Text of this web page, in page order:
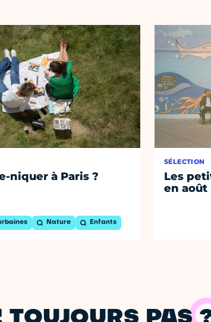
niquer à Paris ?
Nature Enfants
SÉLECTION
Les
en août